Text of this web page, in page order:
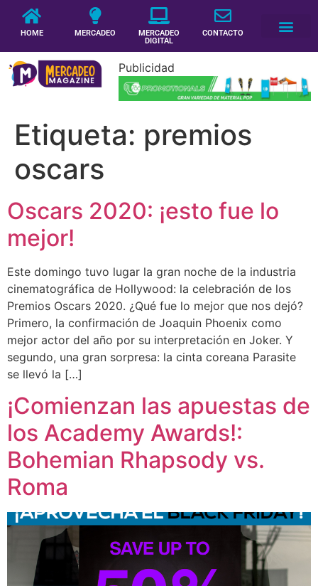
HOME MERCADEO
MERCADEO
DIGITAL
CONTACTO
Publicidad
Etiqueta: premios
oscars
Oscars 2020: ¡esto fue lo
mejor!
Este domingo tuvo lugar la gran noche de la industria
cinematográfica de Hollywood: la celebración de los
Premios Oscars 2020. ¿Qué fue lo mejor que nos dejó?
Primero, la confirmación de Joaquin Phoenix como
mejor actor del año por su interpretación en Joker. Y
segundo, una gran sorpresa: la cinta coreana Parasite
se llevó la […]
¡Comienzan las apuestas de
los Academy Awards!:
Bohemian Rhapsody vs.
Roma